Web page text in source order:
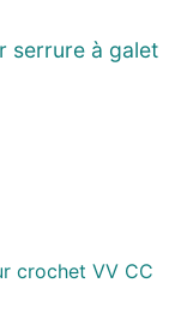
serrure à galet